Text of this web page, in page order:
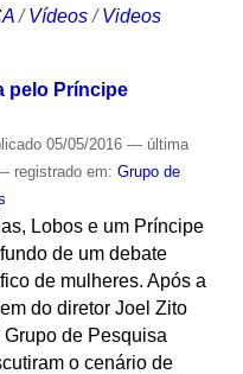
/Vídeos /Videos
pelo Príncipe
05/05/2016 — última
registrado em: Grupo de
Lobos e um Príncipe
de um debate
de mulheres. Após a
do diretor Joel Zito
de Pesquisa
o cenário de